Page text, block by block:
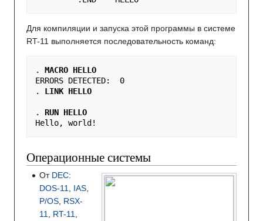
Для компиляции и запуска этой программы в системе
RT-11 выполняется последовательность команд:
. MACRO HELLO
ERRORS DETECTED:  0
. LINK HELLO
. RUN HELLO
Hello, world!
Операционные системы
От DEC:
DOS-11
IAS
P/OS RSX-
11
RT-11